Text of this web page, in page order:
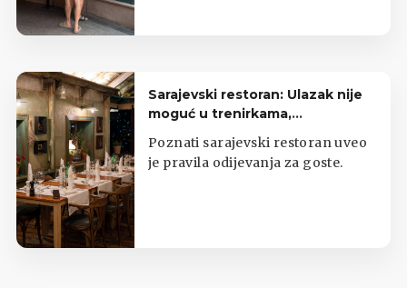
Sarajevski restoran: Ulazak nije
moguć u trenirkama,
potkošuljama i japankama
Poznati sarajevski restoran uveo
je pravila odijevanja za goste.